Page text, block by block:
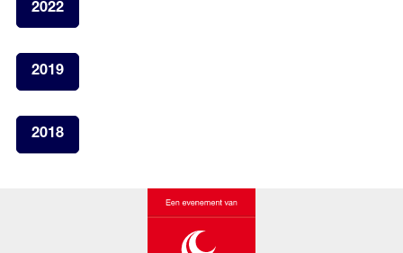
2022
2019
2018